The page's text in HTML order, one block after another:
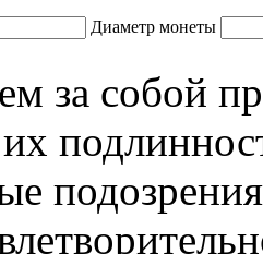
Диаметр монеты
за собой